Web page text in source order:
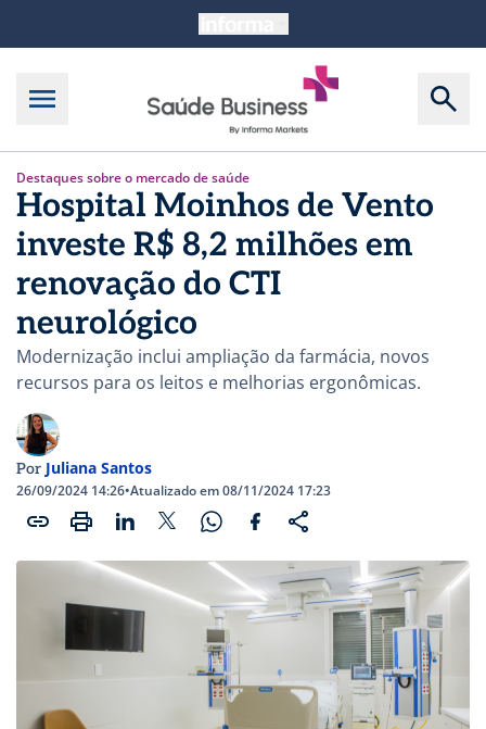
Destaques sobre o mercado de saúde
Hospital Moinhos de Vento
investe R$ 8,2 milhões em
renovação do CTI
neurológico
Modernização inclui ampliação da farmácia, novos
recursos para os leitos e melhorias ergonômicas.
Por Juliana Santos
26/09/2024 14:26•Atualizado em 08/11/2024 17:23